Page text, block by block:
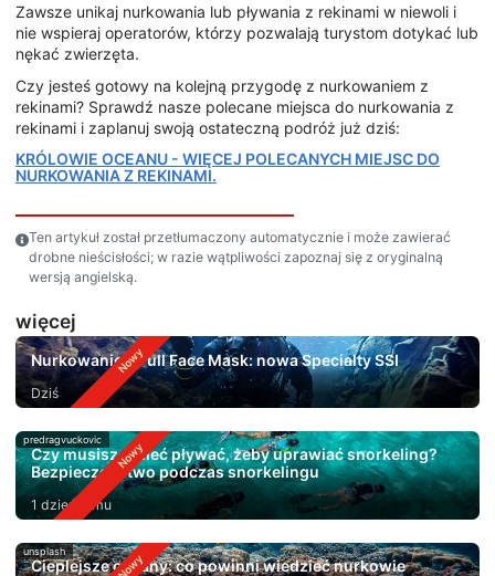
Zawsze unikaj nurkowania lub pływania z rekinami w niewoli i
nie wspieraj operatorów, którzy pozwalają turystom dotykać lub
nękać zwierzęta.
Czy jesteś gotowy na kolejną przygodę z nurkowaniem z
rekinami? Sprawdź nasze polecane miejsca do nurkowania z
rekinami i zaplanuj swoją ostateczną podróż już dziś:
KRÓLOWIE OCEANU - WIĘCEJ POLECANYCH MIEJSC DO
NURKOWANIA Z REKINAMI.
Ten artykuł został przetłumaczony automatycznie i może zawierać
drobne nieścisłości; w razie wątpliwości zapoznaj się z oryginalną
wersją angielską.
więcej
Nurkowanie z Full Face Mask: nowa Specialty SSI
Dziś
predragvuckovic
Czy musisz umieć pływać, żeby uprawiać snorkeling?
Bezpieczeństwo podczas snorkelingu
1 dzień temu
unsplash
Cieplejsze oceany: co powinni wiedzieć nurkowie